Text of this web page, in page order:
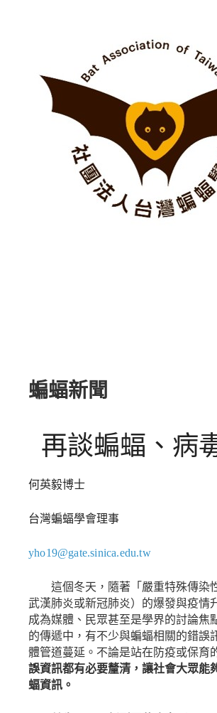
蝙蝠新聞
再談蝙蝠、病
何英毅博士
台灣蝙蝠學會理事
yho19@gate.sinica.edu.tw
這個冬天，隨著「嚴重特殊傳染
武漢肺炎或新冠肺炎）的爆發與疫情
成為媒體、民眾甚至是學界的討論焦
的傳遞中，有不少與蝙蝠相關的錯誤
體管道蔓延。不論是站在防疫或保育
誤資訊都有必要釐清，讓社會大眾能
蝠資訊。